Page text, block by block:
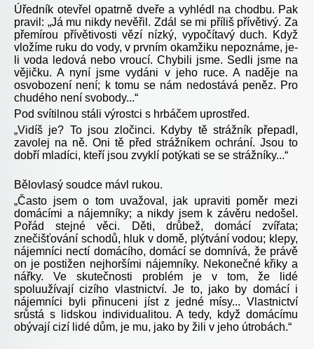
Úředník otevřel opatrně dveře a vyhlédl na chodbu. Pak
pravil: „Já mu nikdy nevěřil. Zdál se mi příliš přívětivý. Za
přemírou přívětivosti vězí nízký, vypočítavý duch. Když
vložíme ruku do vody, v prvním okamžiku nepoznáme, je-
li voda ledová nebo vroucí. Chybili jsme. Sedli jsme na
vějičku. A nyní jsme vydáni v jeho ruce. A naděje na
osvobození není; k tomu se nám nedostává peněz. Pro
chudého není svobody...“
Pod svítilnou stáli výrostci s hrbáčem uprostřed.
„Vidíš je? To jsou zločinci. Kdyby tě strážník přepadl,
zavolej na ně. Oni tě před strážníkem ochrání. Jsou to
dobří mladíci, kteří jsou zvyklí potýkati se se strážníky...“
Bělovlasý soudce mávl rukou.
„Často jsem o tom uvažoval, jak upraviti poměr mezi
domácími a nájemníky; a nikdy jsem k závěru nedošel.
Pořád stejné věci. Děti, drůbež, domácí zvířata;
znečišťování schodů, hluk v domě, plýtvání vodou; klepy,
nájemníci nectí domácího, domácí se domnívá, že právě
on je postižen nejhoršími nájemníky. Nekonečné křiky a
nářky. Ve skutečnosti problém je v tom, že lidé
spoluužívají cizího vlastnictví. Je to, jako by domácí i
nájemníci byli přinuceni jíst z jedné mísy... Vlastnictví
srůstá s lidskou individualitou. A tedy, když domácímu
obývají cizí lidé dům, je mu, jako by žili v jeho útrobách.“